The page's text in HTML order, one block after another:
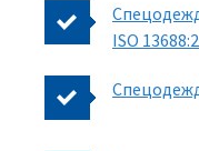
ISO